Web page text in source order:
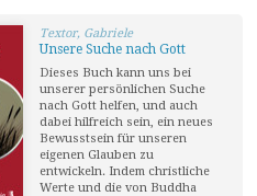
Textor, Gabriele
Unsere Suche nach Gott
Dieses Buch kann uns bei
unserer persönlichen Suche
nach Gott helfen, und auch
dabei hilfreich sein, ein neues
Bewusstsein für unseren
eigenen Glauben zu
entwickeln. Indem christliche
Werte und die von Buddha